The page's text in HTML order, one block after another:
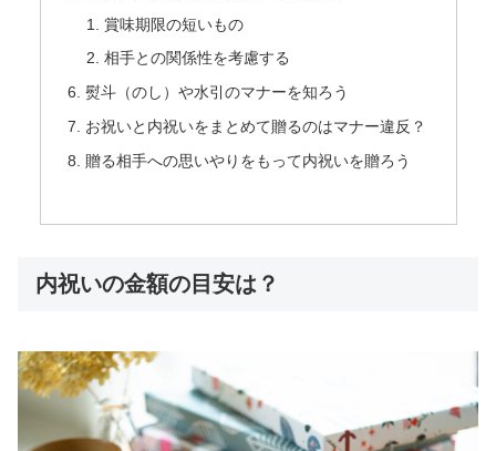
賞味期限の短いもの
相手との関係性を考慮する
熨斗（のし）や水引のマナーを知ろう
お祝いと内祝いをまとめて贈るのはマナー違反？
贈る相手への思いやりをもって内祝いを贈ろう
内祝いの金額の目安は？